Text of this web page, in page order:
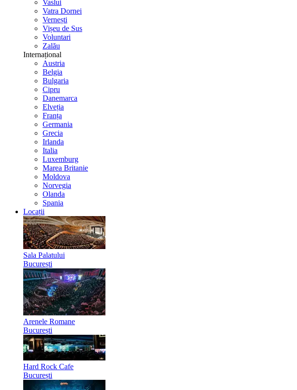
Vaslui
Vatra Dornei
Vernești
Vișeu de Sus
Voluntari
Zalău
Internațional
Austria
Belgia
Bulgaria
Cipru
Danemarca
Elveția
Franța
Germania
Grecia
Irlanda
Italia
Luxemburg
Marea Britanie
Moldova
Norvegia
Olanda
Spania
Locații
Sala Palatului
București
Arenele Romane
București
Hard Rock Cafe
București